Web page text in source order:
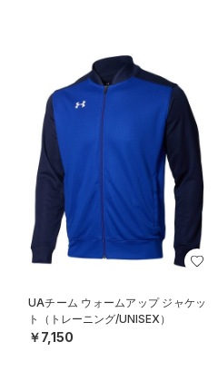
UAチーム ウォームアップ ジャケッ
ト（トレーニング/UNISEX）
￥7,150